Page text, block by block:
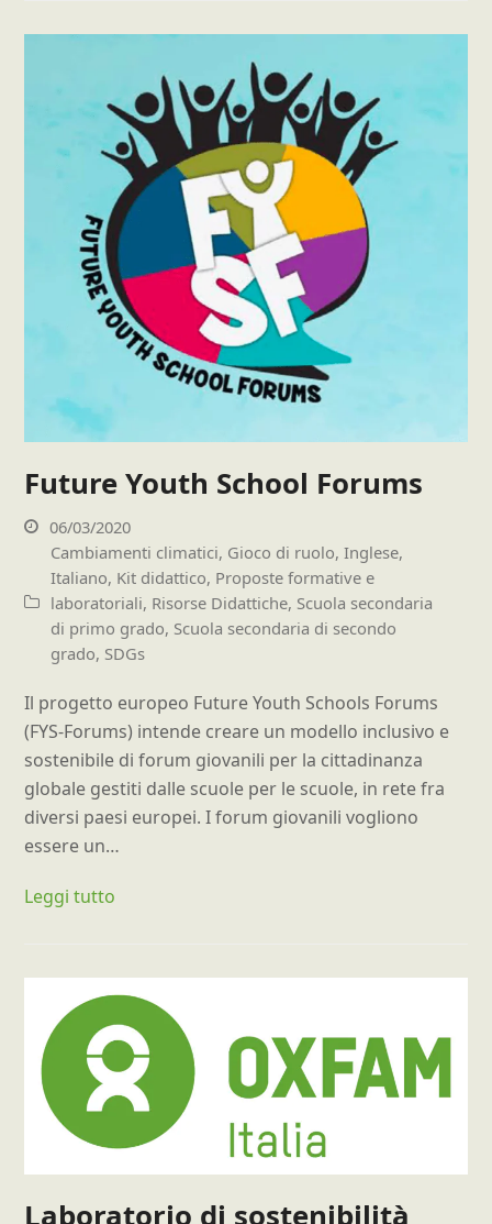
Future Youth School Forums
06/03/2020
Cambiamenti climatici, Gioco di ruolo,Inglese,
Italiano, Kit didattico, Proposte formative e
laboratoriali, Risorse Didattiche, Scuola secondaria
di primo grado, Scuola secondaria di secondo
grado, SDGs
Il progetto europeo Future Youth Schools Forums
(FYS-Forums) intende creare un modello inclusivo e
sostenibile di forum giovanili per la cittadinanza
globale gestiti dalle scuole per le scuole, in rete fra
diversi paesi europei. I forum giovanili vogliono
essere un…
Leggi tutto
Laboratorio di sostenibilità